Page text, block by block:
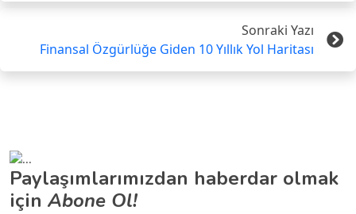
Sonraki Yazı
Finansal Özgürlüğe Giden 10 Yıllık Yol Haritası
Paylaşımlarımızdan haberdar olmak
için Abone Ol!